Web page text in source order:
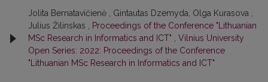
Jolita Bernatavičienė , Gintautas Dzemyda, Olga Kurasova ,
Julius Žilinskas ,
Proceedings of the Conference "Lithuanian
MSc Research in Informatics and ICT"
Vilnius University
Open Series: 2022: Proceedings of the Conference
"Lithuanian MSc Research in Informatics and ICT"